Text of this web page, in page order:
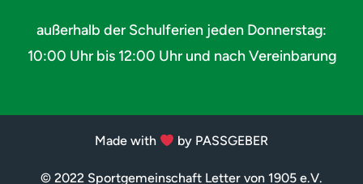
außerhalb der Schulferien jeden Donnerstag:
10:00 Uhr bis 12:00 Uhr und nach Vereinbarung
Made with by PASSGEBER
© 2022 Sportgemeinschaft Letter von 1905 e.V.